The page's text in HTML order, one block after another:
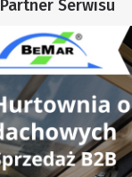
Partner Serwisu